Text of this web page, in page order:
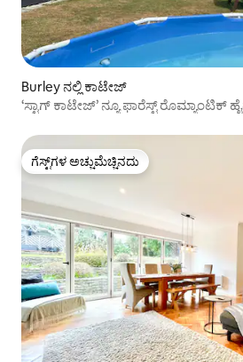
Burley ನಲ್ಲಿ ಕಾಟೇಜ್
‘ಸ್ಟಾಗ್ ಕಾಟೇಜ್’ ನ್ಯೂ ಫಾರೆಸ್ಟ್ ರೊಮ್ಯಾಂಟಿಕ್
ಗೆಸ್ಟ್‌ಗಳ ಅಚ್ಚುಮೆಚ್ಚಿನದು
ಗೆಸ್ಟ್‌ಗಳ ಅಚ್ಚುಮೆಚ್ಚಿನದು